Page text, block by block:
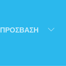
ΠΡΟΣΒΑΣΗ